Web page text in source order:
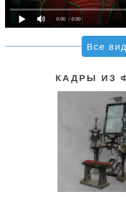
0:00 / 0:00
Все
КАДРЫ ИЗ